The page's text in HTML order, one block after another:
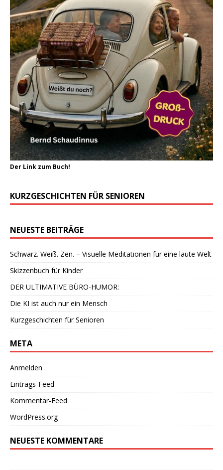
Der Link zum Buch!
KURZGESCHICHTEN FÜR SENIOREN
NEUESTE BEITRÄGE
Schwarz. Weiß. Zen. – Visuelle Meditationen für eine laute Welt
Skizzenbuch für Kinder
DER ULTIMATIVE BÜRO-HUMOR:
Die KI ist auch nur ein Mensch
Kurzgeschichten für Senioren
META
Anmelden
Eintrags-Feed
Kommentar-Feed
WordPress.org
NEUESTE KOMMENTARE